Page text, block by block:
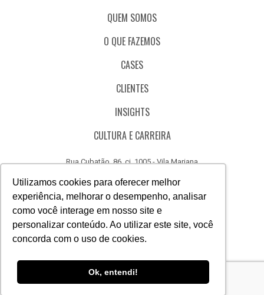
Utilizamos cookies para oferecer melhor
experiência, melhorar o desempenho, analisar
como você interage em nosso site e
personalizar conteúdo. Ao utilizar este site, você
concorda com o uso de cookies.
Ok, entendi!
QUEM SOMOS
O QUE FAZEMOS
CASES
CLIENTES
INSIGHTS
CULTURA E CARREIRA
Rua Cubatão, 86, cj. 1005 - Vila Mariana
CÓDIGO DE ÉTICA
CANAL DE DENÚNCIAS
Acesse
nosso
Acesse
nosso
Acesse
nosso nosso nosso nosso